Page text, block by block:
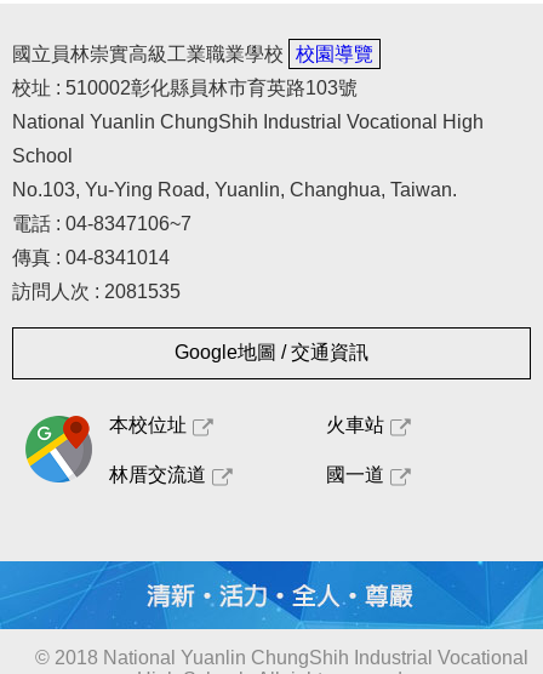
國立員林崇實高級工業職業學校
校園導覽
校址 : 510002彰化縣員林市育英路103號
National Yuanlin ChungShih Industrial Vocational High
School
No.103, Yu-Ying Road, Yuanlin, Changhua, Taiwan.
電話 : 04-8347106~7
傳真 : 04-8341014
訪問人次 : 2081535
Google地圖 / 交通資訊
本校位址 火車站
林厝交流道 國一道
© 2018 National Yuanlin ChungShih Industrial Vocational